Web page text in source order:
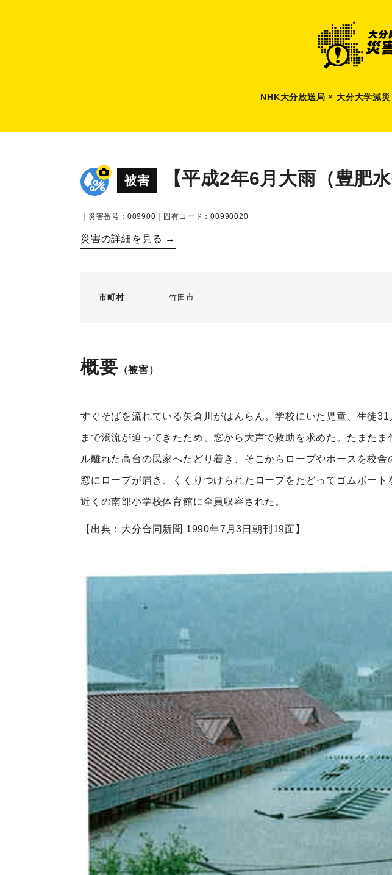
NHK大分放送局 × 大分大学減災
被害 【平成2年6月大雨（豊肥
｜災害番号：009900｜固有コード：00990020
災害の詳細を見る →
市町村 竹田市
概要 （被害）
すぐそばを流れている矢倉川がはんらん。学校にいた児童、生徒
まで濁流が迫ってきたため、窓から大声で救助を求めた。たまた
ル離れた高台の民家へたどり着き、そこからロープやホースを校
窓にロープが届き、くくりつけられたロープをたどってゴムボー
近くの南部小学校体育館に全員収容された。
【出典：大分合同新聞 1990年7月3日朝刊19面】